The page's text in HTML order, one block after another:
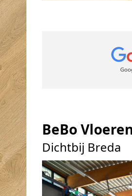
BeBo
Dichtbij Breda